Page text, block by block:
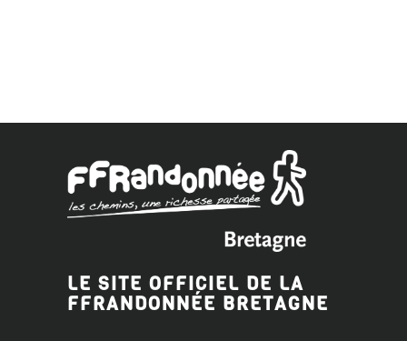
LE SITE OFFICIEL DE LA
FFRANDONNÉE BRETAGNE